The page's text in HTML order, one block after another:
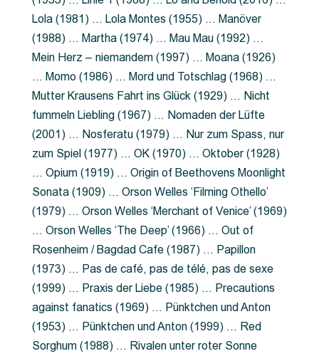
Lola (1981) … Lola Montes (1955) … Manöver
(1988) … Martha (1974) … Mau Mau (1992) …
Mein Herz – niemandem (1997) … Moana (1926)
… Momo (1986) … Mord und Totschlag (1968) …
Mutter Krausens Fahrt ins Glück (1929) … Nicht
fummeln Liebling (1967) … Nomaden der Lüfte
(2001) … Nosferatu (1979) … Nur zum Spass, nur
zum Spiel (1977) … OK (1970) … Oktober (1928)
… Opium (1919) … Origin of Beethovens Moonlight
Sonata (1909) … Orson Welles ‘Filming Othello’
(1979) … Orson Welles ‘Merchant of Venice’ (1969)
… Orson Welles ‘The Deep’ (1966) … Out of
Rosenheim / Bagdad Cafe (1987) … Papillon
(1973) … Pas de café, pas de télé, pas de sexe
(1999) … Praxis der Liebe (1985) … Precautions
against fanatics (1969) … Pünktchen und Anton
(1953) … Pünktchen und Anton (1999) … Red
Sorghum (1988) … Rivalen unter roter Sonne